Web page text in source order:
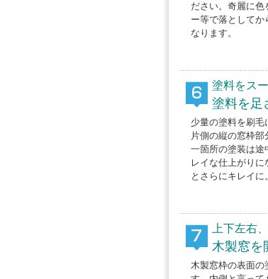
ださい。奇麗に
ー等で落としてか
なります。
塗料をス
塗料を足
少量の塗料を刷毛
片側の縦の窓枠部
一箇所の塗装は途
レイな仕上がり
とさらにキレイに。
上下左右
木製窓を
木製窓枠の表面の